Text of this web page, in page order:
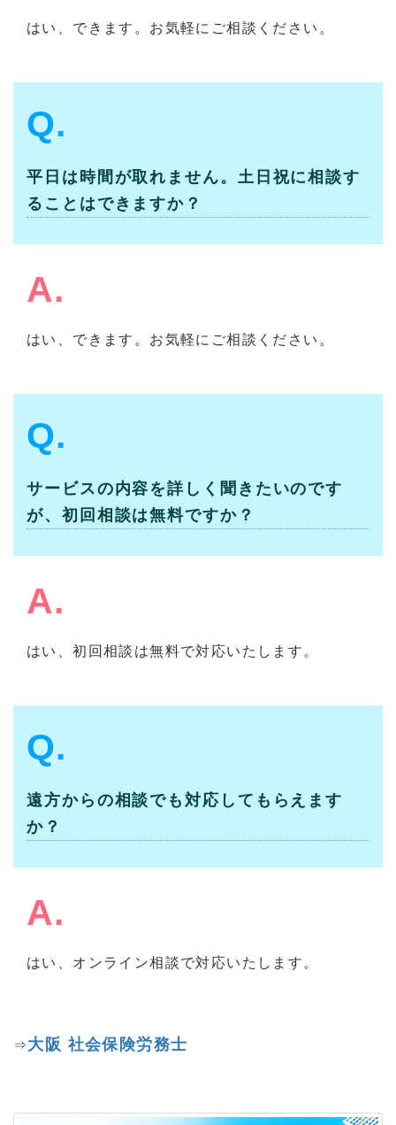
はい、できます。お気軽にご相談ください。
Q.
平日は時間が取れません。土日祝に相談す
ることはできますか？
A.
はい、できます。お気軽にご相談ください。
Q.
サービスの内容を詳しく聞きたいのです
が、初回相談は無料ですか？
A.
はい、初回相談は無料で対応いたします。
Q.
遠方からの相談でも対応してもらえます
か？
A.
はい、オンライン相談で対応いたします。
⇒大阪 社会保険労務士